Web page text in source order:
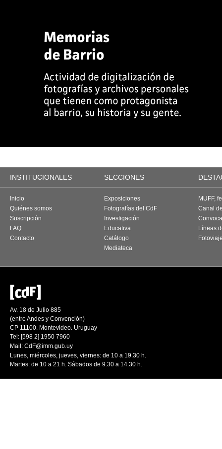
INSTITUCIONALES SECCIONES
Inicio
Quiénes somos
Suscripción
FAQ
Contacto
Exposiciones
Fotografías del CdF
Investigación
Educativa
Catálogo
Mediateca
MUFF,
Canal
Líneas
Av. 18 de Julio 885
(entre Andes y Convención)
CP 11100. Montevideo. Uruguay
Tel: [598 2] 1950 7960
Mail: CdF@imm.gub.uy
Lunes, miércoles, jueves, viernes: de 10 a 19.30 h.
Martes: de 10 a 21 h. Sábados de 9.30 a 14.30 h.